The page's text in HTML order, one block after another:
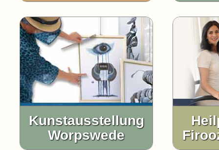
Kunstausstellung
Worpswede